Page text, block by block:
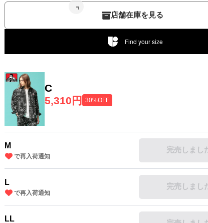
店舗在庫を見る
Find your size
C
5,310円
30%OFF
M
で再入荷通知
完売しまし
L
で再入荷通知
完売しまし
LL